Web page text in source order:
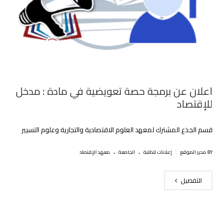
اعلان عن برمجة حصة تعويضية في مادة : مدخل
للإقتصاد
قسم الجذع المشترك لمعهد العلوم الاقتصادية والتجارية وعلوم التسيير
BY محرر الموقع إعلانات للطلبة . الجامعة . معهد الإقتصاد
التفصيل